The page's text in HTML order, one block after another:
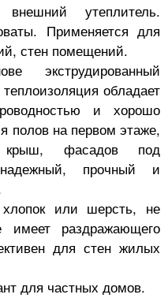
утеплитель.
Применяется для
стен помещений.
экструдированный
обладает
и хорошо
полов на первом этаже,
крыш, фасадов под
прочный и
или шерсть, не
имеет раздражающего
для стен жилых
для частных домов.